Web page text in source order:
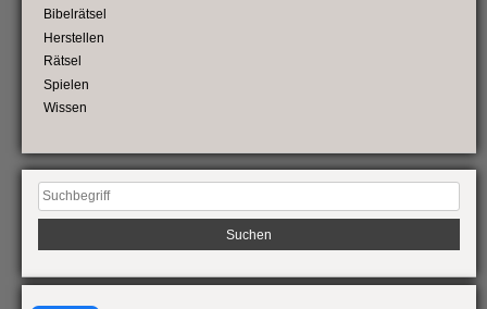
Bibelrätsel
Herstellen
Rätsel
Spielen
Wissen
Suchen
nach: